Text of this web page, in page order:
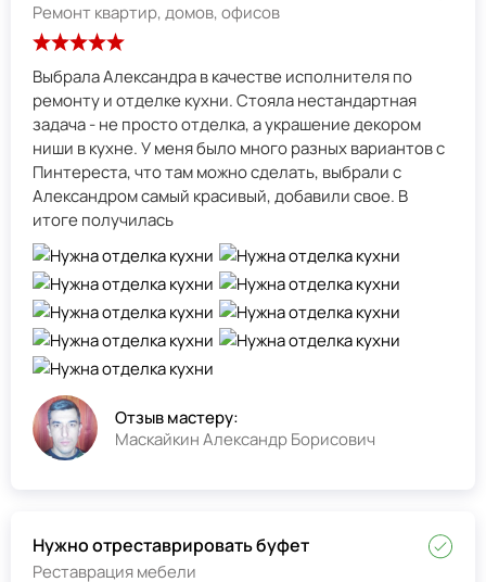
Ремонт квартир, домов, офисов
Выбрала Александра в качестве исполнителя по
ремонту и отделке кухни. Стояла нестандартная
задача - не просто отделка, а украшение декором
ниши в кухне. У меня было много разных вариантов с
Пинтереста, что там можно сделать, выбрали с
Александром самый красивый, добавили свое. В
итоге получилась
Отзыв мастеру:
Маскайкин Александр Борисович
Нужно отреставрировать буфет
Реставрация мебели